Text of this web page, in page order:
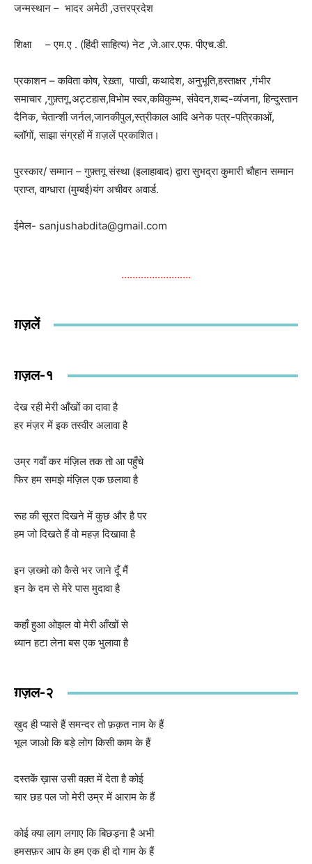
जन्मस्थान – भादर अमेठी ,उत्तरप्रदेश
शिक्षा – एम.ए . (हिंदी साहित्य) नेट ,जे.आर.एफ. पीएच.डी.
प्रकाशन – कविता कोष, रेख़्ता, पाखी, कथादेश, अनुभूति,हस्ताक्षर ,गंभीर
समाचार ,गुफ़्तगू,अट्टहास,विभोम स्वर,कविकुम्भ, संवेदन,शब्द-व्यंजना, हिन्दुस्तान
दैनिक, चेतान्शी जर्नल,जानकीपुल,स्त्रीकाल आदि अनेक पत्र-पत्रिकाओं,
ब्लॉगों, साझा संग्रहों में ग़ज़लें प्रकाशित।
पुरस्कार/ सम्मान – गुफ़्तगू संस्था (इलाहाबाद) द्वारा सुभद्रा कुमारी चौहान सम्मान
प्राप्त, वाग्धारा (मुम्बई)यंग अचीवर अवार्ड.
ईमेल- sanjushabdita@gmail.com
…………………….
ग़ज़लें
ग़ज़ल-१
देख रही मेरी आँखों का दावा है
हर मंज़र में इक तस्वीर अलावा है
उम्र गवाँ कर मंज़िल तक तो आ पहुँचे
फिर हम समझे मंज़िल एक छलावा है
रूह की सूरत दिखने में कुछ और है पर
हम जो दिखते हैं वो महज़ दिखावा है
इन ज़ख्मो को कैसे भर जाने दूँ मैं
इन के दम से मेरे पास मुदावा है
कहाँ हुआ ओझल वो मेरी आँखों से
ध्यान हटा लेना बस एक भुलावा है
ग़ज़ल-२
ख़ुद ही प्यासे हैं समन्दर तो फ़क़त नाम के हैं
भूल जाओ कि बड़े लोग किसी काम के हैं
दस्तकें ख़ास उसी वक़्त में देता है कोई
चार छह पल जो मेरी उम्र में आराम के हैं
कोई क्या लाग लगाए कि बिछड़ना है अभी
हमसफ़र आप के हम एक ही दो गाम के हैं